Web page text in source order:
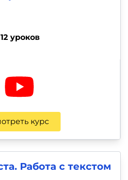
12 уроков
курс
Работа с текстом